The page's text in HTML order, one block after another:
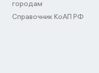
городам
Справочник КоАП РФ